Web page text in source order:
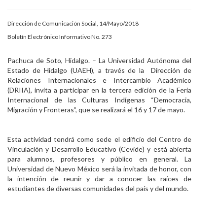
Acreditación Internacional
Aspirantes
Personal
Alumni
Dirección de Comunicación Social, 14/Mayo/2018
Boletín Electrónico Informativo No. 273
Pachuca de Soto, Hidalgo. – La Universidad Autónoma del
Estado de Hidalgo (UAEH), a través de la Dirección de
Relaciones Internacionales e Intercambio Académico
(DRIIA), invita a participar en la tercera edición de la Feria
Internacional de las Culturas Indígenas “Democracia,
Migración y Fronteras”, que se realizará el 16 y 17 de mayo.
Esta actividad tendrá como sede el edificio del Centro de
Vinculación y Desarrollo Educativo (Cevide) y está abierta
para alumnos, profesores y público en general. La
Universidad de Nuevo México será la invitada de honor, con
la intención de reunir y dar a conocer las raíces de
estudiantes de diversas comunidades del país y del mundo.